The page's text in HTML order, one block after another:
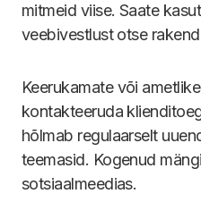
mitmeid viise. Saate
veebivestlust otse
Keerukamate või
kontakteeruda
hõlmab regulaarselt
teemasid. Kogenud
sotsiaalmeedias.